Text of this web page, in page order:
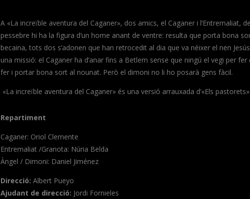
A «La increïble aventura del Caganer», dos amics, el Caganer i l’Entremaliat,
pessebre hi ha la figura d’un home anant de ventre: resulta que porta bona
becaina, tots dos s’adonen que han retrocedit al dia que va néixer el nen
una missió: el Caganer ha d’anar fins a Betlem sense que ningú el vegi per
fer i portar bona sort al nounat. Però el dimoni no li ho posarà gens fàcil.
«La increïble aventura del Caganer» és una versió arrauxada d’«Els
Repartiment
Caganer: Oriol Clemente
Entremaliat /Granota: Núria Belda
Àngel / Dimoni: Daniel Jiménez
Direcció: Albert Pueyo
Ajudant de direcció: Jordi Fornieles